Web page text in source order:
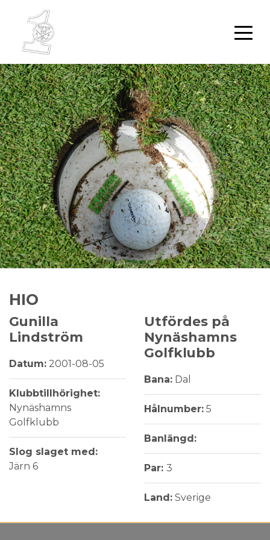
HIO
Gunilla
Lindström
Datum: 2001-08-05
Klubbtillhörighet:
Nynäshamns
Golfklubb
Slog slaget med:
Järn 6
Utfördes på
Nynäshamns
Golfklubb
Bana: Dal
Hålnumber: 5
Banlängd:
Par: 3
Land: Sverige